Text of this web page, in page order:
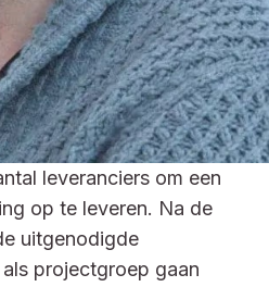
leveranciers om een
op te leveren. Na de
uitgenodigde
projectgroep gaan